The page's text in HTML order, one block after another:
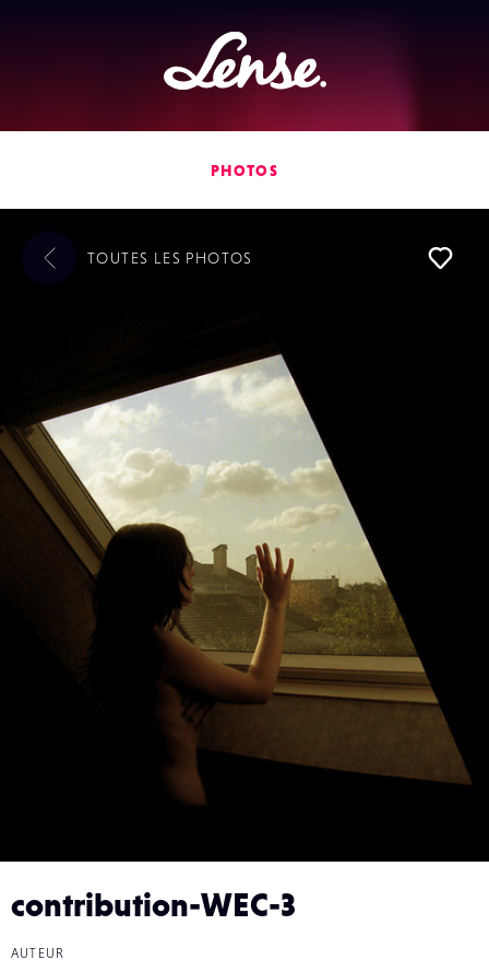
Lense
PHOTOS
contribution-WEC-3
AUTEUR
TOUTES LES PHOTOS